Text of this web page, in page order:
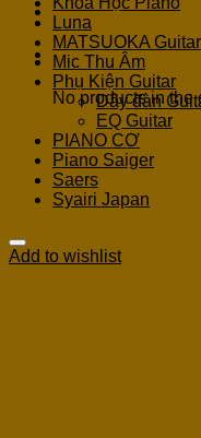
Cart
No products in the
Luna
MATSUOKA Guitar
Mic Thu Âm
Phụ Kiện Guitar
Dây đàn
EQ Guitar
PIANO CƠ
Piano Saiger
Saers
Syairi Japan
Add to wishlist